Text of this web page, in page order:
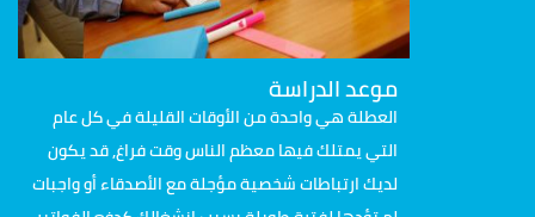
موعد الدراسة
العطلة هي واحدة من الأوقات القليلة في كل عام
التي يمتلك فيها معظم الناس وقت فراغ, قد يكون
لديك ارتباطات شخصية مؤجلة مع الأصدقاء أو واجبات